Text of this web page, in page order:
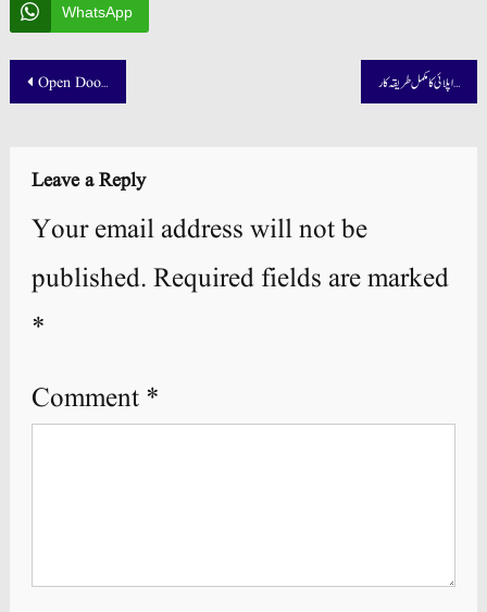
WhatsApp
Post
Open Doors Russian Scholarship 2026 – Apply Online for Fully Funded Study in Russia امام مسجد کو25 ہزار کیسے ملیں گے – اپلائی کا مکمل طریقہ کار
Leave a Reply
Your email address will not be
published. Required fields are marked
*
Comment *